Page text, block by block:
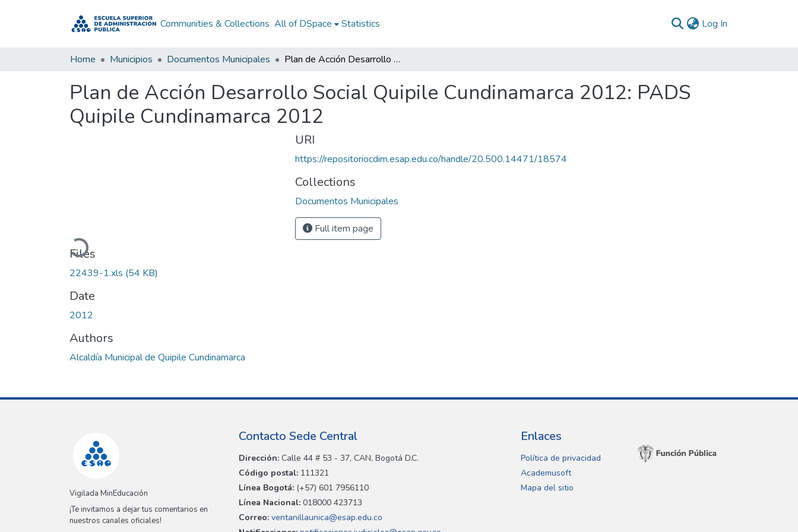
Communities & Collections All of DSpace Statistics Log In
Home Municipios Documentos Municipales Plan de Acción Desarrollo Social Quipile Cundinamarca 2012: PADS Quipile Cundinamarca 2012
Plan de Acción Desarrollo Social Quipile Cundinamarca 2012: PADS
Quipile Cundinamarca 2012
Loading...
Files
22439-1.xls (54 KB)
Date
2012
Authors
Alcaldía Municipal de Quipile Cundinamarca
URI
https://repositoriocdim.esap.edu.co/handle/20.500.14471/18574
Collections
Documentos Municipales
Full item page
Vigilada MinEducación
¡Te invitamos a dejar tus comentarios en
nuestros canales oficiales!
Contacto Sede Central
Dirección: Calle 44 # 53 - 37, CAN, Bogotá D.C.
Código postal: 111321
Línea Bogotá: (+57) 601 7956110
Línea Nacional: 018000 423713
Correo: ventanillaunica@esap.edu.co
Enlaces
Política de privacidad
Academusoft
Mapa del sitio